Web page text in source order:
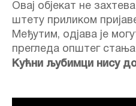
Овај објекат не
штету приликом
Међутим, одјава је
прегледа општег стања
Кућни љубимци нису